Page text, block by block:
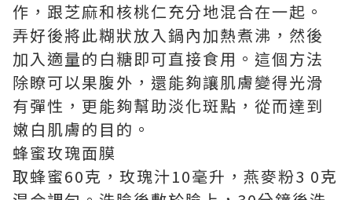
作，跟芝麻和核桃仁充分地混合在一起。
弄好後將此糊狀放入鍋內加熱煮沸，然後
加入適量的白糖即可直接食用。這個方法
除瞭可以果腹外，還能夠讓肌膚變得光滑
有彈性，更能夠幫助淡化斑點，從而達到
嫩白肌膚的目的。
蜂蜜玫瑰面膜
取蜂蜜60克，玫瑰汁10毫升，燕麥粉3 0克